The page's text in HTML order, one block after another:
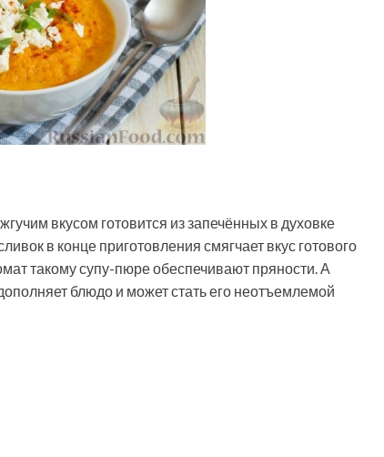
вкусом готовится из запечённых в духовке
в конце приготовления смягчает вкус готового
такому супу-пюреобеспечивают пряности. А
блюдо и может стать его неотъемлемой